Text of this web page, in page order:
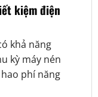
kiệm điện
khả năng
kỳ máy nén
phí năng